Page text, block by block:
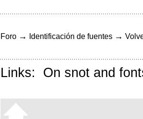
Foro → Identificación de fuentes →
Links: On snot and